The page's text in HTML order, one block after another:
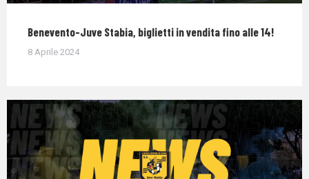
Benevento-Juve Stabia, biglietti in vendita fino alle 14!
8 Aprile 2024